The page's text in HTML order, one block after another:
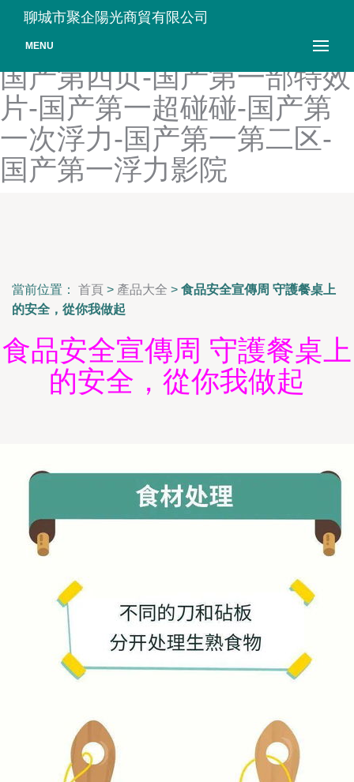
国产第三区门-国产第三页-
国产第十二页-国产第十页-
国产第四页-国产第一部特效
片-国产第一超碰碰-国产第
一次浮力-国产第一第二区-
国产第一浮力影院
聊城市聚企陽光商貿有限公司
MENU
當前位置： 首頁 > 產品大全 > 食品安全宣傳周 守護餐桌上
的安全，從你我做起
食品安全宣傳周 守護餐桌上
的安全，從你我做起